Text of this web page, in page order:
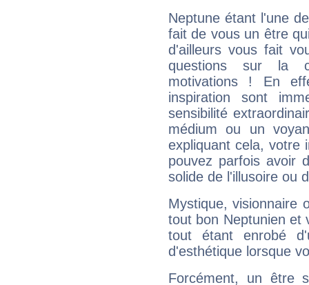
Neptune étant l'une
fait de vous un être
d'ailleurs vous fait
questions sur la
motivations ! En
inspiration sont
sensibilité
médium ou un
expliquant cela, votre
pouvez parfois avoir
solide de l'illusoire ou
Mystique, visionnaire
tout bon Neptunien et
tout étant enrobé
d'esthétique lorsque
Forcément, un être